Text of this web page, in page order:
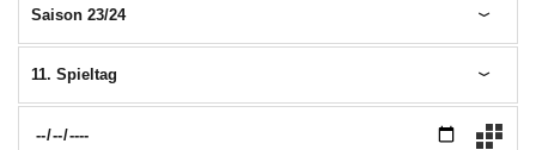
Saison 23/24
11. Spieltag